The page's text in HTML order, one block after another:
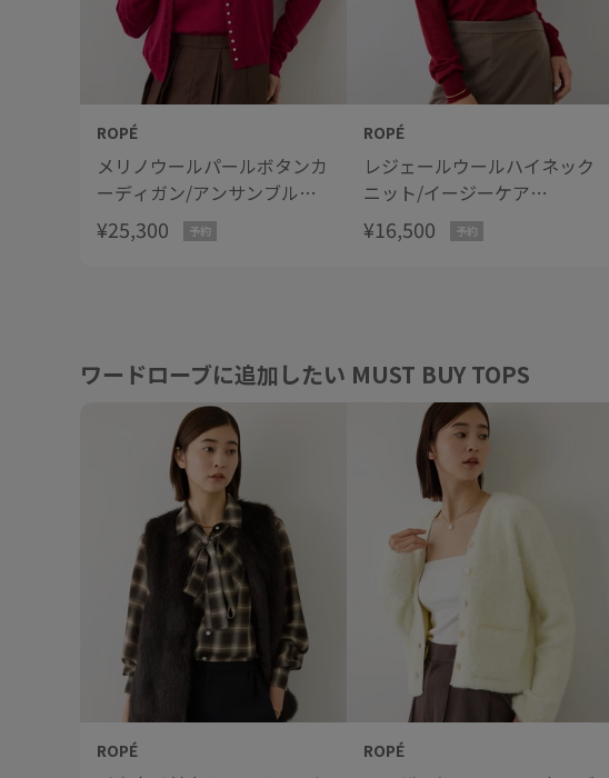
ROPÉ
メリノウールパールボタンカ
ーディガン/アンサンブル対
応・イージーケア
【J'aDoRe・一部店舗限定サ
¥25,300 予約
ROPÉ
レジェールウールハイネック
ニット/イージーケア
【J'aDoRe・一部店舗限定サ
イズ】
¥16,500 予約
ワードローブに追加したい MUST BUY TOPS
ROPÉ ROPÉ